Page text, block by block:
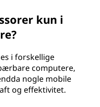
kun i
i forskellige
computere,
nogle mobile
og effektivitet.